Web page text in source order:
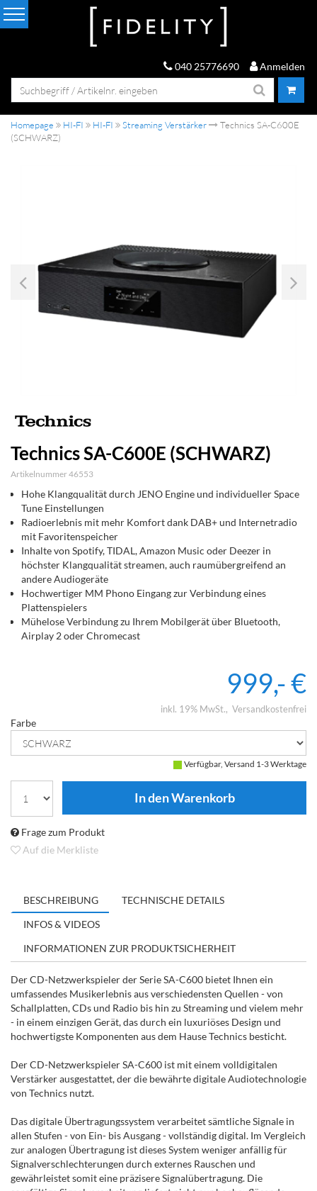
040 25776690 Anmelden
Homepage HI-FI HI-FI Streaming Verstärker
Technics SA-C600E
(SCHWARZ)
Technics SA-C600E (SCHWARZ)
Artikelnummer 46553
Hohe Klangqualität durch JENO Engine und individueller Space
Tune Einstellungen
Radioerlebnis mit mehr Komfort dank DAB+ und Internetradio
mit Favoritenspeicher
Inhalte von Spotify, TIDAL, Amazon Music oder Deezer in
höchster Klangqualität streamen, auch raumübergreifend an
andere Audiogeräte
Hochwertiger MM Phono Eingang zur Verbindung eines
Plattenspielers
Mühelose Verbindung zu Ihrem Mobilgerät über Bluetooth,
Airplay 2 oder Chromecast
999,- €
inkl. 19% MwSt. Versandkostenfrei
Farbe
Verfügbar, Versand 1-3 Werktage
Frage zum Produkt
Auf die Merkliste
BESCHREIBUNG
TECHNISCHE DETAILS
INFOS & VIDEOS
INFORMATIONEN ZUR PRODUKTSICHERHEIT
Der CD-Netzwerkspieler der Serie SA-C600 bietet Ihnen ein
umfassendes Musikerlebnis aus verschiedensten Quellen - von
Schallplatten, CDs und Radio bis hin zu Streaming und vielem mehr
- in einem einzigen Gerät, das durch ein luxuriöses Design und
hochwertigste Komponenten aus dem Hause Technics besticht.
Der CD-Netzwerkspieler SA-C600 ist mit einem volldigitalen
Verstärker ausgestattet, der die bewährte digitale Audiotechnologie
von Technics nutzt.
Das digitale Übertragungssystem verarbeitet sämtliche Signale in
allen Stufen - von Ein- bis Ausgang - vollständig digital. Im Vergleich
zur analogen Übertragung ist dieses System weniger anfällig für
Signalverschlechterungen durch externes Rauschen und
gewährleistet somit eine präzisere Signalübertragung. Die